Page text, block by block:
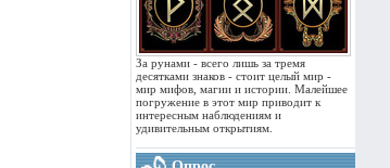
За рунами - всего лишь за тремя
десятками знаков - стоит целый мир -
мир мифов, магии и истории. Малейшее
погружение в этот мир приводит к
интересным наблюдениям и
удивительным открытиям.